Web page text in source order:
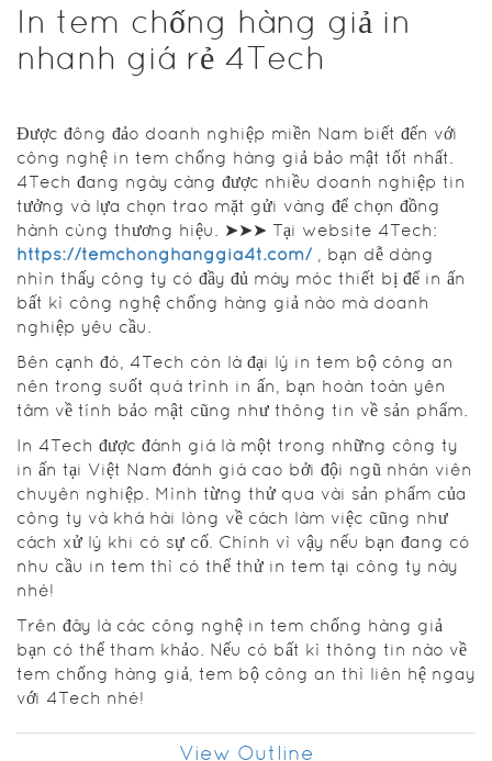
In tem chống hàng giả in
nhanh giá rẻ 4Tech
Được đông đảo doanh nghiệp miền Nam biết đến với
công nghệ in tem chống hàng giả bảo mật tốt nhất.
4Tech đang ngày càng được nhiều doanh nghiệp tin
tưởng và lựa chọn trao mặt gửi vàng để chọn đồng
hành cùng thương hiệu. ➤➤➤ Tại website 4Tech:
https://temchonghanggia4t.com/ , bạn dễ dàng
nhìn thấy công ty có đầy đủ máy móc thiết bị để in ấn
bất kì công nghệ chống hàng giả nào mà doanh
nghiệp yêu cầu.
Bên cạnh đó, 4Tech còn là đại lý in tem bộ công an
nên trong suốt quá trình in ấn, bạn hoàn toàn yên
tâm về tính bảo mật cũng như thông tin về sản phẩm.
In 4Tech được đánh giá là một trong những công ty
in ấn tại Việt Nam đánh giá cao bởi đội ngũ nhân viên
chuyên nghiệp. Mình từng thử qua vài sản phẩm của
công ty và khá hài lòng về cách làm việc cũng như
cách xử lý khi có sự cố. Chính vì vậy nếu bạn đang có
nhu cầu in tem thì có thể thử in tem tại công ty này
nhé!
Trên đây là các công nghệ in tem chống hàng giả
bạn có thể tham khảo. Nếu có bất kì thông tin nào về
tem chống hàng giả, tem bộ công an thì liên hệ ngay
với 4Tech nhé!
View Outline